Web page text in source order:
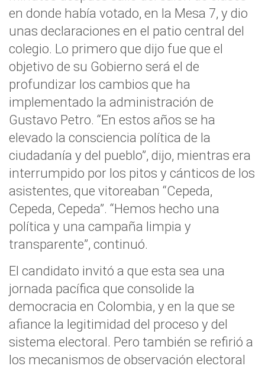
en donde había votado, en la Mesa 7, y dio
unas declaraciones en el patio central del
colegio. Lo primero que dijo fue que el
objetivo de su Gobierno será el de
profundizar los cambios que ha
implementado la administración de
Gustavo Petro. “En estos años se ha
elevado la consciencia política de la
ciudadanía y del pueblo”, dijo, mientras era
interrumpido por los pitos y cánticos de los
asistentes, que vitoreaban “Cepeda,
Cepeda, Cepeda”. “Hemos hecho una
política y una campaña limpia y
transparente”, continuó.
El candidato invitó a que esta sea una
jornada pacífica que consolide la
democracia en Colombia, y en la que se
afiance la legitimidad del proceso y del
sistema electoral. Pero también se refirió a
los mecanismos de observación electoral